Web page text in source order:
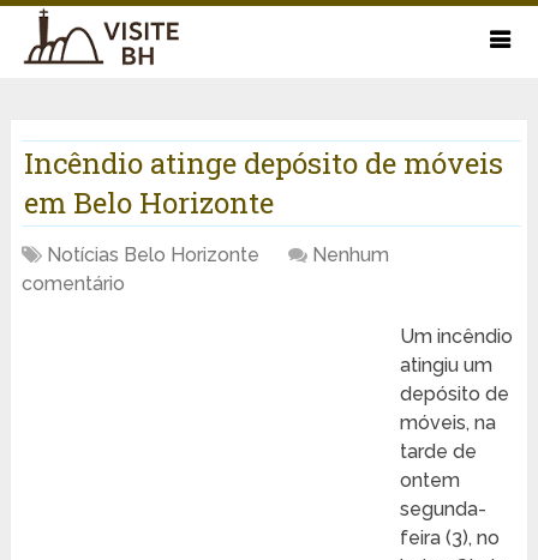
Incêndio atinge depósito de móveis
em Belo Horizonte
Notícias Belo Horizonte
Nenhum
comentário
Um incêndio
atingiu um
depósito de
móveis, na
tarde de
ontem
segunda-
feira (3), no